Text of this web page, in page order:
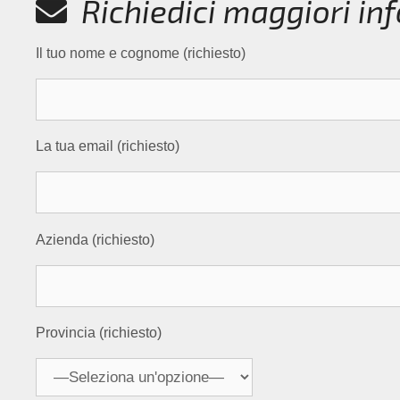
Richiedici maggiori
Il tuo nome e cognome (richiesto)
La tua email (richiesto)
Azienda (richiesto)
Provincia (richiesto)